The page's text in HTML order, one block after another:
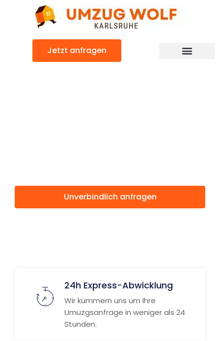
Jetzt anfragen
Unverbindlich anfragen
24h Express-Abwicklung
Wir kümmern uns um Ihre
Umuzgsanfrage in weniger als 24
Stunden.